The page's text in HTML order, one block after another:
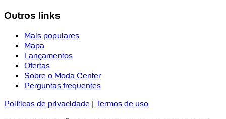
Outros links
Mais populares
Mapa
Lançamentos
Ofertas
Sobre o Moda Center
Perguntas frequentes
Políticas de privacidade | Termos de uso